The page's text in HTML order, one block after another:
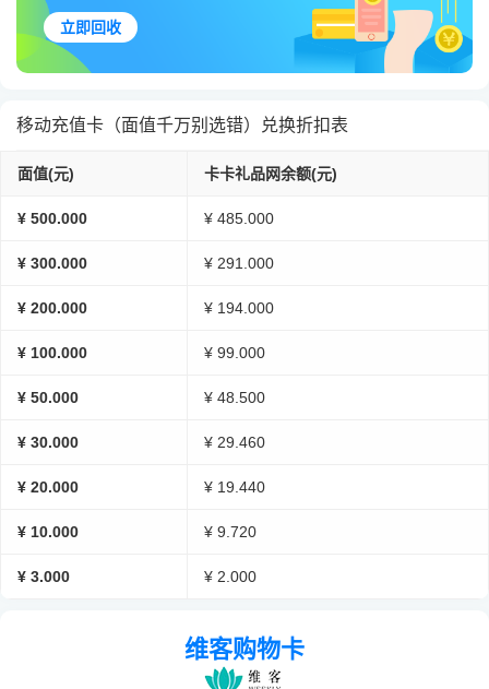
立即回收
移动充值卡（面值千万别选错）兑换折扣表
面值(元) 卡卡礼品网余额(元)
¥ 500.000 ¥ 485.000
¥ 300.000 ¥ 291.000
¥ 200.000 ¥ 194.000
¥ 100.000 ¥ 99.000
¥ 50.000 ¥ 48.500
¥ 30.000 ¥ 29.460
¥ 20.000 ¥ 19.440
¥ 10.000 ¥ 9.720
¥ 3.000 ¥ 2.000
维客购物卡